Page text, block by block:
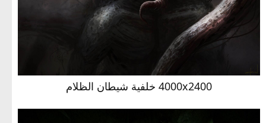
4000x2400 خلفية شيطان الظلام